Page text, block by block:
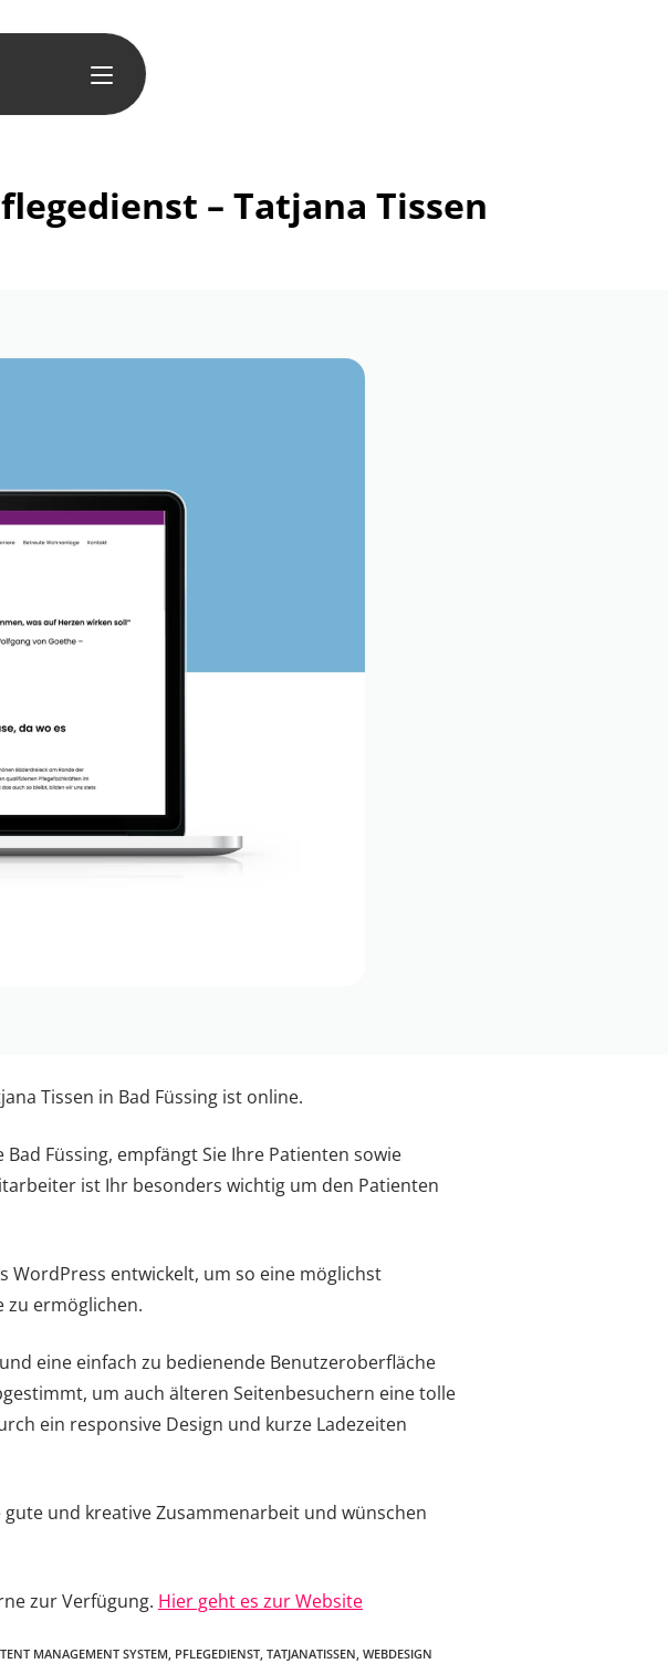
– Tatjana Tissen
Tissen in Bad Füssing ist online.
Füssing, empfängt Sie Ihre Patienten sowie
ist Ihr besonders wichtig um den Patienten
WordPress entwickelt, um so eine möglichst
zu ermöglichen.
eine einfach zu bedienende Benutzeroberfläche
um auch älteren Seitenbesuchern eine tolle
ein responsive Design und kurze Ladezeiten
und kreative Zusammenarbeit und wünschen
zur Verfügung. Hier geht es zur Website
MANAGEMENT SYSTEM PFLEGEDIENST TATJANATISSEN WEBDESIGN